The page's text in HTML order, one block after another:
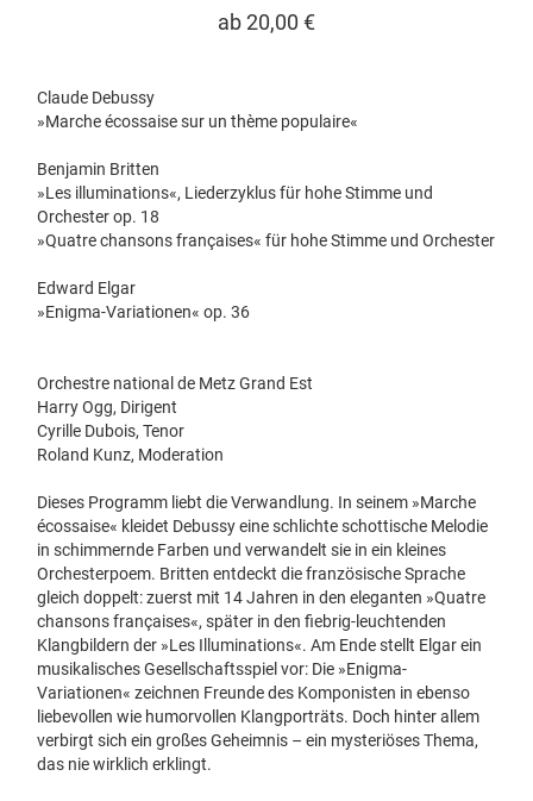
ab 20,00 €
Claude Debussy
»Marche écossaise sur un thème populaire«
Benjamin Britten
»Les illuminations«, Liederzyklus für hohe Stimme und
Orchester op. 18
»Quatre chansons françaises« für hohe Stimme und Orchester
Edward Elgar
»Enigma-Variationen« op. 36
Orchestre national de Metz Grand Est
Harry Ogg, Dirigent
Cyrille Dubois, Tenor
Roland Kunz, Moderation
Dieses Programm liebt die Verwandlung. In seinem »Marche
écossaise« kleidet Debussy eine schlichte schottische Melodie
in schimmernde Farben und verwandelt sie in ein kleines
Orchesterpoem. Britten entdeckt die französische Sprache
gleich doppelt: zuerst mit 14 Jahren in den eleganten »Quatre
chansons françaises«, später in den fiebrig-leuchtenden
Klangbildern der »Les Illuminations«. Am Ende stellt Elgar ein
musikalisches Gesellschaftsspiel vor: Die »Enigma-
Variationen« zeichnen Freunde des Komponisten in ebenso
liebevollen wie humorvollen Klangporträts. Doch hinter allem
verbirgt sich ein großes Geheimnis – ein mysteriöses Thema,
das nie wirklich erklingt.